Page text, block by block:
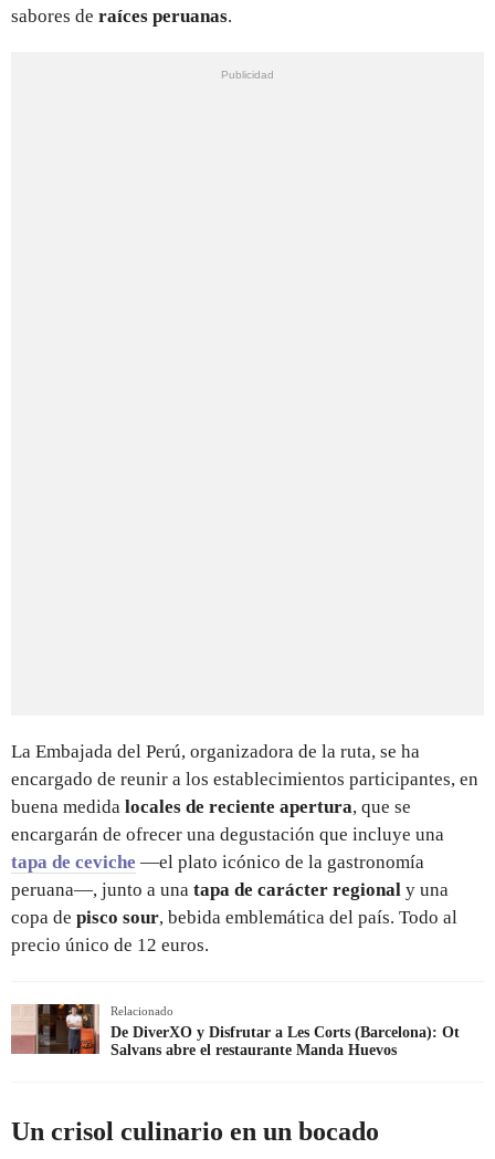
sabores de raíces peruanas.
La Embajada del Perú, organizadora de la ruta, se ha
encargado de reunir a los establecimientos participantes, en
buena medida locales de reciente apertura, que se
encargarán de ofrecer una degustación que incluye una
tapa de ceviche —el plato icónico de la gastronomía
peruana—, junto a una tapa de carácter regional y una
copa de pisco sour, bebida emblemática del país. Todo al
precio único de 12 euros.
Relacionado
De DiverXO y Disfrutar a Les Corts (Barcelona): Ot
Salvans abre el restaurante Manda Huevos
Un crisol culinario en un bocado